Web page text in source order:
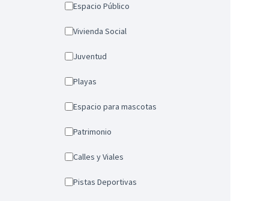
Espacio Público
Vivienda Social
Juventud
Playas
Espacio para mascotas
Patrimonio
Calles y Viales
Pistas Deportivas